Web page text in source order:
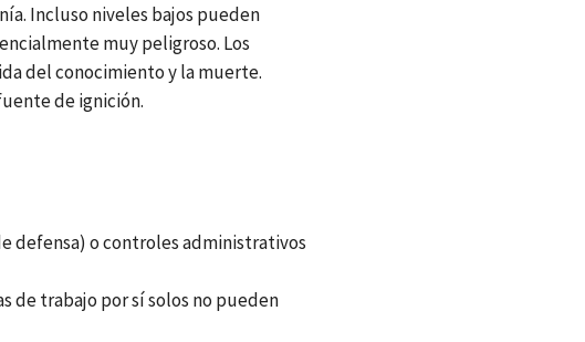
Incluso niveles bajos pueden
muy peligroso. Los
del conocimiento y la muerte.
de ignición.
defensa) o controles administrativos
de trabajo por sí solos no pueden